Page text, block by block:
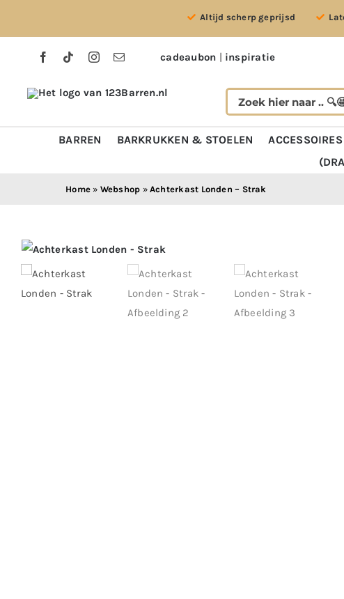
Altijd scherp geprijsd
cadeaubon | inspiratie
BARREN BARKRUKKEN & STOELEN
Home » Webshop »Achterkast Londen – Strak